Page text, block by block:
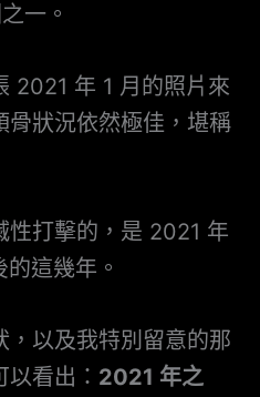
一。
2021 年 1 月的照片來
骨狀況依然極佳，堪稱
性打擊的，是 2021 年
這幾年。
，以及我特別留意的那
看出： 2021 年之